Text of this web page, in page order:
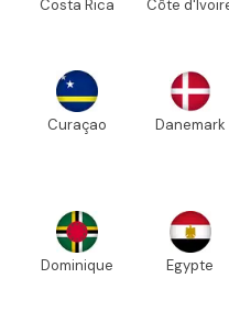
Costa Rica Côte
Curaçao Danemark
Dominique Egypte